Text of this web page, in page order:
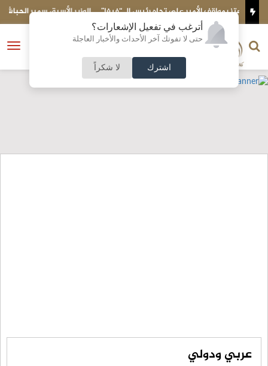
أترغب في تفعيل الإشعارات؟
حتى لا تفوتك آخر الأحداث والأخبار العاجلة
اشترك لا شكراً
“فيفا” الوزير الأسبق سمير الحباشنة : الكرك تطالب أبناءها بسداد الدَّين
فتح
الناشر و رئيس التحرير
النسخة الكاملة
عربي ودولي